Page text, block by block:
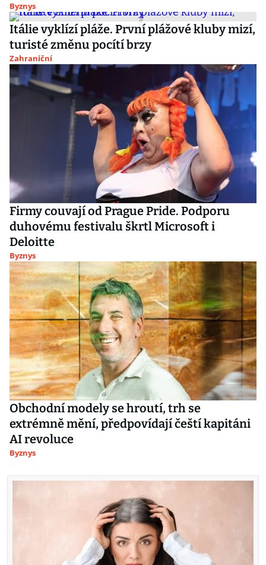
Byznys
Itálie vyklízí pláže. První plážové kluby mizí,
turisté změnu pocítí brzy
Zahraniční
Firmy couvají od Prague Pride. Podporu
duhovému festivalu škrtl Microsoft i
Deloitte
Byznys
Obchodní modely se hroutí, trh se
extrémně mění, předpovídají čeští kapitáni
AI revoluce
Byznys